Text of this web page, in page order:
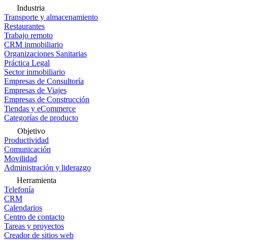
Industria
Transporte y almacenamiento
Restaurantes
Trabajo remoto
CRM inmobiliario
Organizaciones Sanitarias
Práctica Legal
Sector inmobiliario
Empresas de Consultoría
Empresas de Viajes
Empresas de Construcción
Tiendas y eCommerce
Categorías de producto
Objetivo
Productividad
Comunicación
Movilidad
Administración y liderazgo
Herramienta
Telefonía
CRM
Calendarios
Centro de contacto
Tareas y proyectos
Creador de sitios web